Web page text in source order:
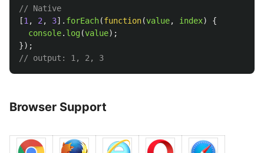
// Native
[1 , 2 , 3]. forEach(function(value, index)
{
console. log(value);
});
// output: 1, 2, 3
Browser Support